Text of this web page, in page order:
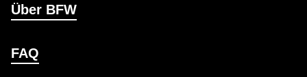
Über BFW
FAQ